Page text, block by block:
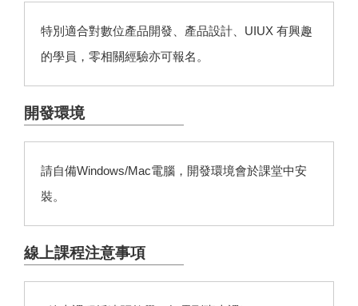
特別適合對數位產品開發、產品設計、UIUX 有興趣
的學員，零相關經驗亦可報名。
開發環境
請自備Windows/Mac電腦，開發環境會於課堂中安
裝。
線上課程注意事項